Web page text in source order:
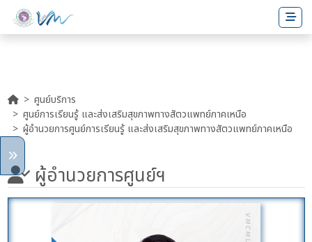
ศูนย์บริการ
ศูนย์การเรียนรู้ และส่งเสริมสุขภาพทางสัตวแพทย์ภาคเหนือ
ผู้อำนวยการศูนย์การเรียนรู้ และส่งเสริมสุขภาพทางสัตวแพทย์ภาคเหนือ
ผู้อำนวยการศูนย์ฯ